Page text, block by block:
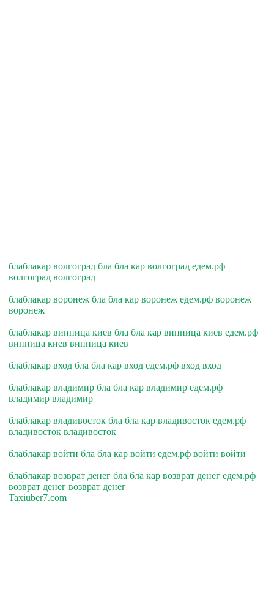
блаблакар волгоград бла бла кар волгоград едем.рф
волгоград волгоград
блаблакар воронеж бла бла кар воронеж едем.рф воронеж
воронеж
блаблакар винница киев бла бла кар винница киев едем.рф
винница киев винница киев
блаблакар вход бла бла кар вход едем.рф вход вход
блаблакар владимир бла бла кар владимир едем.рф
владимир владимир
блаблакар владивосток бла бла кар владивосток едем.рф
владивосток владивосток
блаблакар войти бла бла кар войти едем.рф войти войти
блаблакар возврат денег бла бла кар возврат денег едем.рф
возврат денег возврат денег
Taxiuber7.com